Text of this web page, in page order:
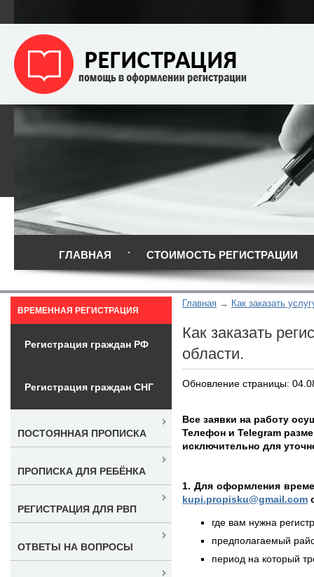
ГЛАВНАЯ СТОИМОСТЬ РЕГИСТРАЦИИ
Главная Как заказать
Как заказать
области.
Обновление страницы:
Все заявки на работу
Телефон и Telegram
исключительно для
1. Для оформления
kupi.propisku@gmail.com
где вам нужна
предполагаемый
период на который
ВРЕМЕННАЯ РЕГИСТРАЦИЯ
Регистрация граждан РФ
Регистрация граждан СНГ
ПОСТОЯННАЯ ПРОПИСКА
ПРОПИСКА ДЛЯ РЕБЁНКА
РЕГИСТРАЦИЯ ДЛЯ РВП
ОТВЕТЫ НА ВОПРОСЫ